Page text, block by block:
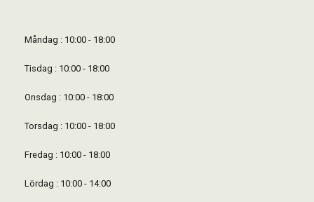
Måndag : 10:00 - 18:00
Tisdag : 10:00 - 18:00
Onsdag : 10:00 - 18:00
Torsdag : 10:00 - 18:00
Fredag : 10:00 - 18:00
Lördag : 10:00 - 14:00